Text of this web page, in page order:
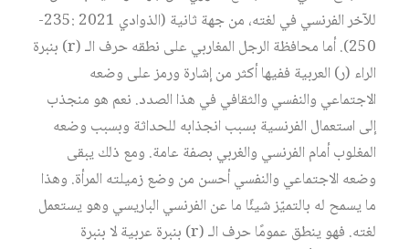
للآخر الفرنسي في لغته، من جهة ثانية (الذوادي 2021 :235-
250). أما محافظة الرجل المغاربي على نطقه حرف الـ (r) بنبرة
الراء (ر) العربية ففيها أكثر من إشارة ورمز على وضعه
الاجتماعي والنفسي والثقافي في هذا الصدد. نعم هو منجذب
إلى استعمال الفرنسية بسبب انجذابه للحداثة وبسبب وضعه
المغلوب أمام الفرنسي والغربي بصفة عامة. ومع ذلك يبقى
وضعه الاجتماعي والنفسي أحسن من وضع زميلته المرأة. وهذا
ما يسمح له بالتميّز شيئًا ما عن الفرنسي الباريسي وهو يستعمل
لغته. فهو ينطق عمومًا حرف الـ (r) بنبرة عربية لا بنبرة